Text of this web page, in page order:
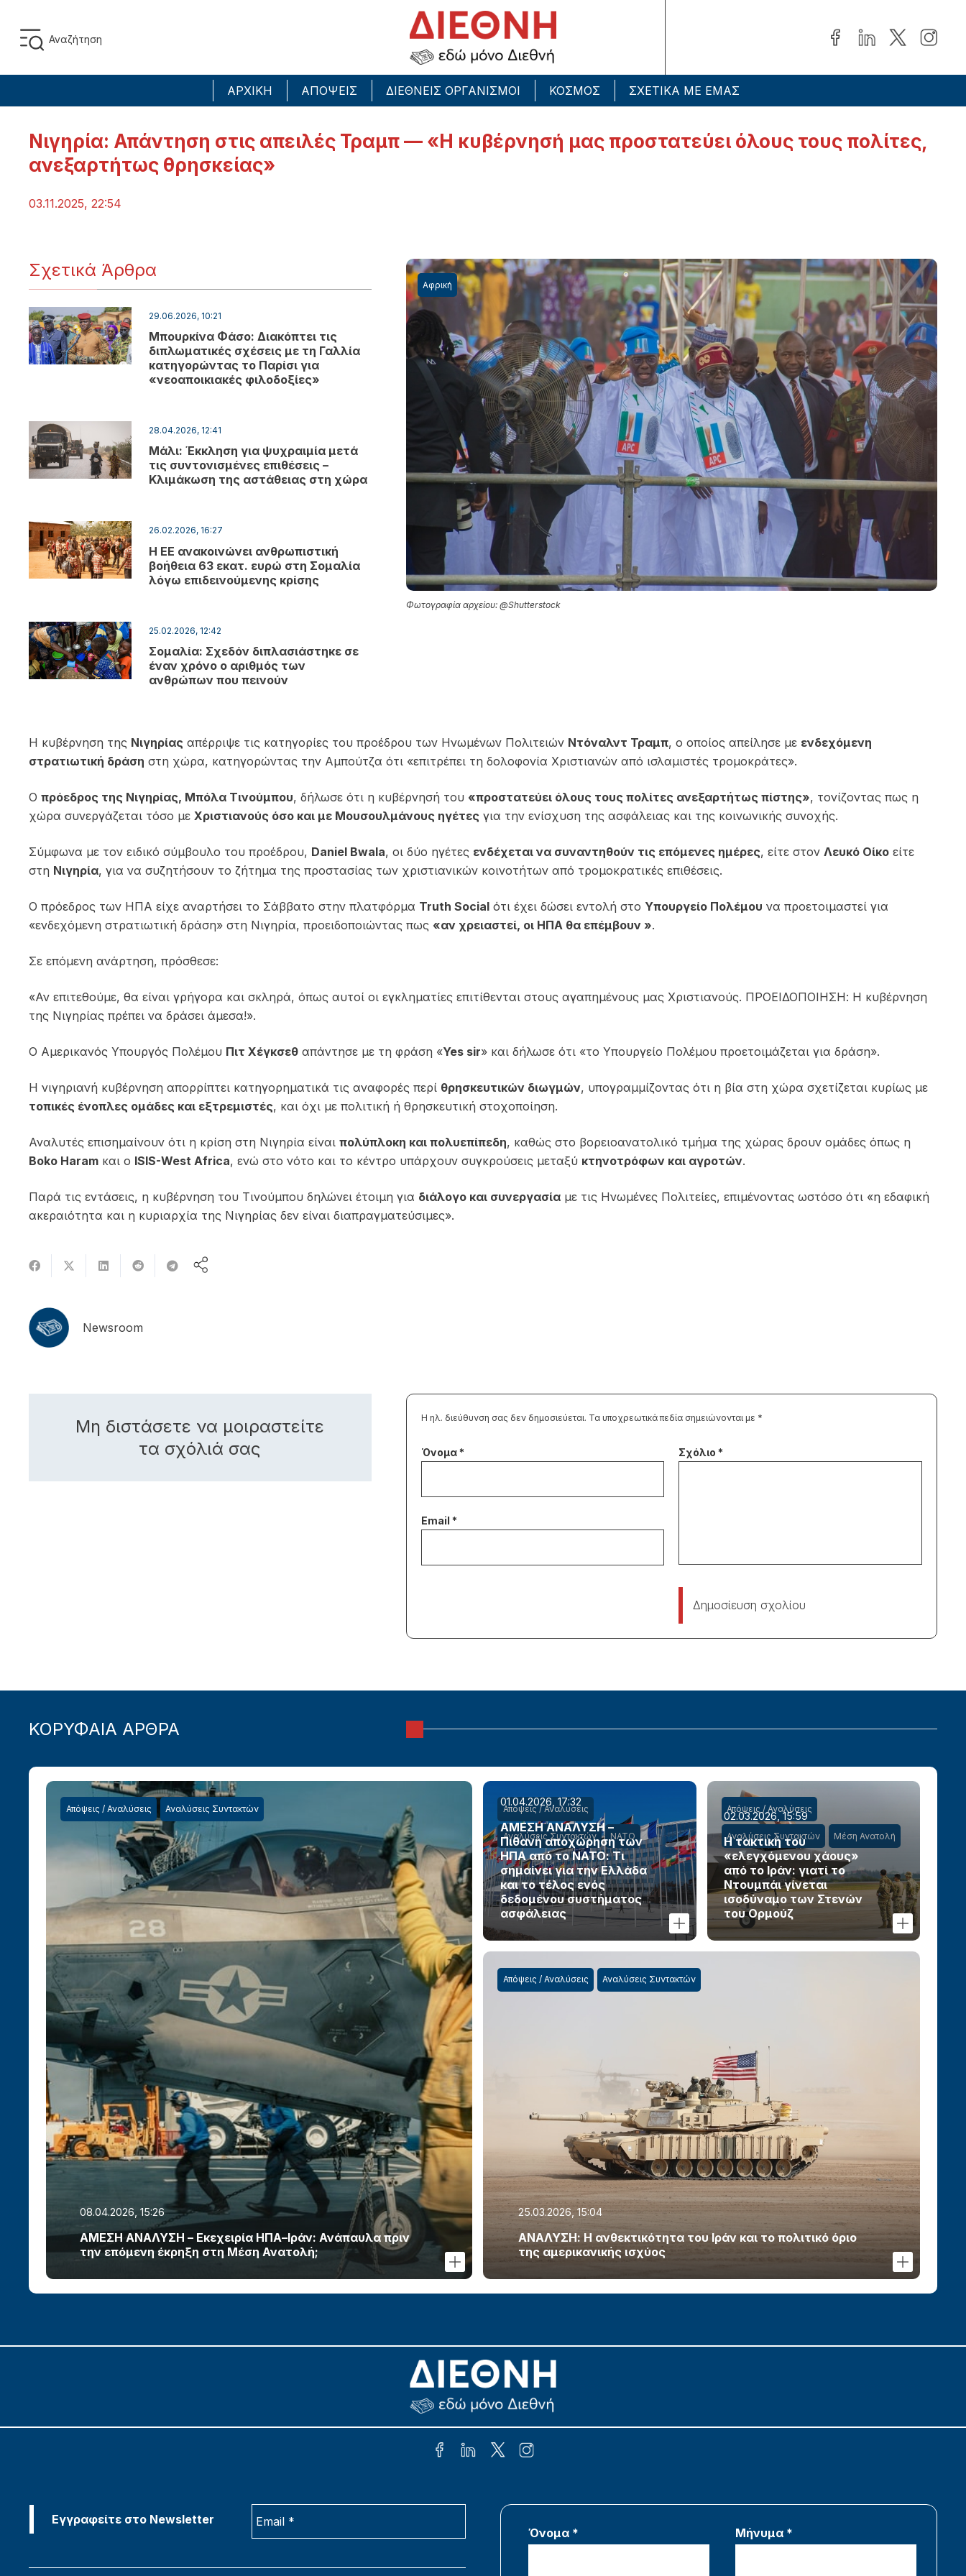
ΑΡΧΙΚΗ ΑΠΟΨΕΙΣ ΔΙΕΘΝΕΙΣ ΟΡΓΑΝΙΣΜΟΙ ΚΟΣΜΟΣ ΣΧΕΤΙΚΑ ΜΕ ΕΜΑΣ
Νιγηρία: Απάντηση στις απειλές Τραμπ — «Η κυβέρνησή μας προστατεύει όλους τους πολίτες,
ανεξαρτήτως θρησκείας»
03.11.2025, 22:54
Σχετικά Άρθρα
29.06.2026, 10:21
Μπουρκίνα Φάσο: Διακόπτει τις
διπλωματικές σχέσεις με τη Γαλλία
κατηγορώντας το Παρίσι για
«νεοαποικιακές φιλοδοξίες»
28.04.2026, 12:41
Μάλι: Έκκληση για ψυχραιμία μετά
τις συντονισμένες επιθέσεις –
Κλιμάκωση της αστάθειας στη χώρα
26.02.2026, 16:27
Η ΕΕ ανακοινώνει ανθρωπιστική
βοήθεια 63 εκατ. ευρώ στη Σομαλία
λόγω επιδεινούμενης κρίσης
25.02.2026, 12:42
Σομαλία: Σχεδόν διπλασιάστηκε σε
έναν χρόνο ο αριθμός των
ανθρώπων που πεινούν
Φωτογραφία αρχείου: @Shutterstock
Αφρική
Η κυβέρνηση της Νιγηρίας απέρριψε τις κατηγορίες του προέδρου των Ηνωμένων Πολιτειών Ντόναλντ Τραμπ, ο οποίος απείλησε με ενδεχόμενη
στρατιωτική δράση στη χώρα, κατηγορώντας την Αμπούτζα ότι «επιτρέπει τη δολοφονία Χριστιανών από ισλαμιστές τρομοκράτες».
Ο πρόεδρος της Νιγηρίας, Μπόλα Τινούμπου, δήλωσε ότι η κυβέρνησή του «προστατεύει όλους τους πολίτες ανεξαρτήτως πίστης», τονίζοντας πως η
χώρα συνεργάζεται τόσο με Χριστιανούς όσο και με Μουσουλμάνους ηγέτες για την ενίσχυση της ασφάλειας και της κοινωνικής συνοχής.
Σύμφωνα με τον ειδικό σύμβουλο του προέδρου, Daniel Bwala, οι δύο ηγέτες ενδέχεται να συναντηθούν τις επόμενες ημέρες, είτε στον Λευκό Οίκο είτε
στη Νιγηρία, για να συζητήσουν το ζήτημα της προστασίας των χριστιανικών κοινοτήτων από τρομοκρατικές επιθέσεις.
Ο πρόεδρος των ΗΠΑ είχε αναρτήσει το Σάββατο στην πλατφόρμα Truth Social ότι έχει δώσει εντολή στο Υπουργείο Πολέμου να προετοιμαστεί για
«ενδεχόμενη στρατιωτική δράση» στη Νιγηρία, προειδοποιώντας πως «αν χρειαστεί, οι ΗΠΑ θα επέμβουν ».
Σε επόμενη ανάρτηση, πρόσθεσε:
«Αν επιτεθούμε, θα είναι γρήγορα και σκληρά, όπως αυτοί οι εγκληματίες επιτίθενται στους αγαπημένους μας Χριστιανούς. ΠΡΟΕΙΔΟΠΟΙΗΣΗ: Η κυβέρνηση
της Νιγηρίας πρέπει να δράσει άμεσα!».
Ο Αμερικανός Υπουργός Πολέμου Πιτ Χέγκσεθ απάντησε με τη φράση «Yes sir» και δήλωσε ότι «το Υπουργείο Πολέμου προετοιμάζεται για δράση».
Η νιγηριανή κυβέρνηση απορρίπτει κατηγορηματικά τις αναφορές περί θρησκευτικών διωγμών, υπογραμμίζοντας ότι η βία στη χώρα σχετίζεται κυρίως με
τοπικές ένοπλες ομάδες και εξτρεμιστές, και όχι με πολιτική ή θρησκευτική στοχοποίηση.
Αναλυτές επισημαίνουν ότι η κρίση στη Νιγηρία είναι πολύπλοκη και πολυεπίπεδη, καθώς στο βορειοανατολικό τμήμα της χώρας δρουν ομάδες όπως η
Boko Haram και ο ISIS-West Africa, ενώ στο νότο και το κέντρο υπάρχουν συγκρούσεις μεταξύ κτηνοτρόφων και αγροτών.
Παρά τις εντάσεις, η κυβέρνηση του Τινούμπου δηλώνει έτοιμη για διάλογο και συνεργασία με τις Ηνωμένες Πολιτείες, επιμένοντας ωστόσο ότι «η εδαφική
ακεραιότητα και η κυριαρχία της Νιγηρίας δεν είναι διαπραγματεύσιμες».
Newsroom
Μη διστάσετε να μοιραστείτε
τα σχόλιά σας
Η ηλ. διεύθυνση σας δεν δημοσιεύεται. Τα υποχρεωτικά πεδία σημειώνονται με *
Δημοσίευση σχολίου
ΚΟΡΥΦΑΙΑ ΑΡΘΡΑ
Απόψεις / Αναλύσεις Αναλύσεις Συντακτών
08.04.2026, 15:26
ΑΜΕΣΗ ΑΝΑΛΥΣΗ – Εκεχειρία ΗΠΑ–Ιράν: Ανάπαυλα πριν
την επόμενη έκρηξη στη Μέση Ανατολή;
Απόψεις / Αναλύσεις
Αναλύσεις Συντακτών ΝΑΤΟ
01.04.2026, 17:32
ΑΜΕΣΗ ΑΝΑΛΥΣΗ –
Πιθανή αποχώρηση των
ΗΠΑ από το ΝΑΤΟ: Τι
σημαίνει για την Ελλάδα
και το τέλος ενός
δεδομένου συστήματος
ασφάλειας
Απόψεις / Αναλύσεις
Αναλύσεις Συντακτών Μέση Ανατολή
02.03.2026, 15:59
Η τακτική του
«ελεγχόμενου χάους»
από το Ιράν: γιατί το
Ντουμπάι γίνεται
ισοδύναμο των Στενών
του Ορμούζ
Απόψεις / Αναλύσεις Αναλύσεις Συντακτών
25.03.2026, 15:04
ΑΝΑΛΥΣΗ: Η ανθεκτικότητα του Ιράν και το πολιτικό όριο
της αμερικανικής ισχύος
Όνομα * Μήνυμα *